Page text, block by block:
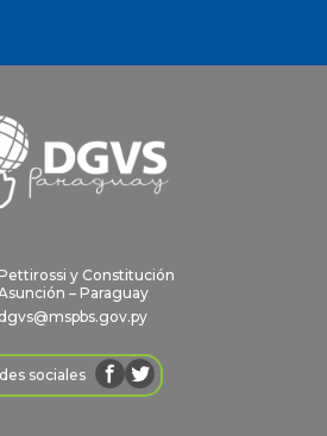
Pettirossi y Constitución
– Paraguay
dgvs@mspbs.gov.py
sociales